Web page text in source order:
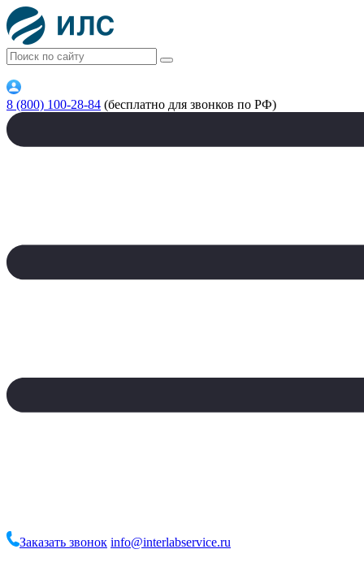
8 (800) 100-28-84 (бесплатно для звонков по РФ)
Заказать звонок info@interlabservice.ru